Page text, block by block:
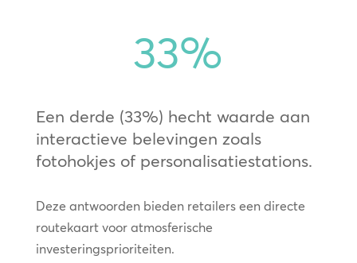
33%
Een derde (33%) hecht waarde aan
interactieve belevingen zoals
fotohokjes of personalisatiestations.
Deze antwoorden bieden retailers een directe
routekaart voor atmosferische
investeringsprioriteiten.